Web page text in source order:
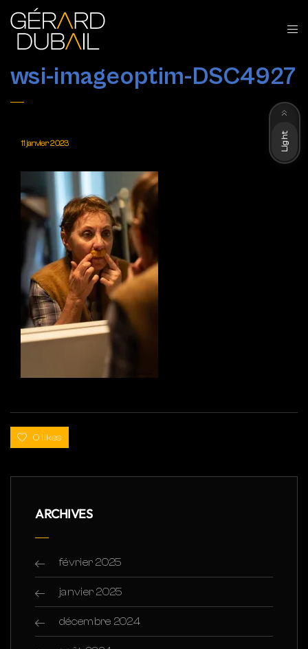
wsi-imageoptim-DSC4927
11 janvier 2023
0 likes
ARCHIVES
février 2025
janvier 2025
décembre 2024
Light
Dark